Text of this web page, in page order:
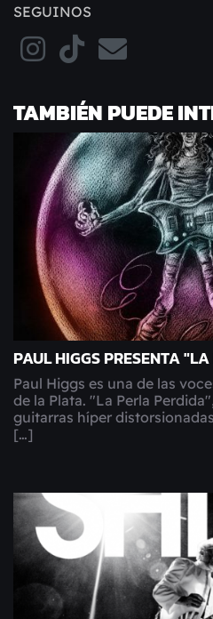
SEGUINOS
TAMBIÉN PUEDE
PAUL HIGGS PRESENTA
Paul Higgs es una de las
de la Plata. "La Perla
guitarras híper
[…]